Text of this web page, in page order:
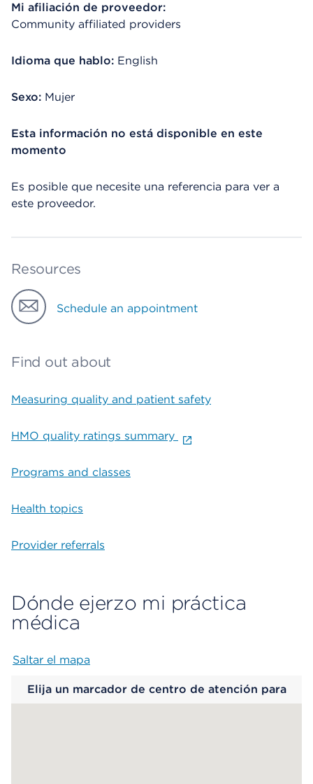
Mi afiliación de proveedor:
Community affiliated providers
Idioma que hablo: English
Sexo: Mujer
Esta información no está disponible en este
momento
Es posible que necesite una referencia para ver a
este proveedor.
Resources
Schedule an appointment
Find out about
Measuring quality and patient safety
HMO quality ratings summary
Programs and classes
Health topics
Provider referrals
Dónde ejerzo mi práctica
médica
Saltar el mapa
Elija un marcador de centro de atención para